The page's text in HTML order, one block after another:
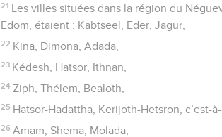
21 Les villes situées dans la région du
Edom, étaient : Kabtseel, Eder, Jagur,
22 Kina, Dimona, Adada,
23 Kédesh, Hatsor, Ithnan,
24 Ziph, Thélem, Bealoth,
25 Hatsor-Hadattha, Kerijoth-Hetsron, c’est-
26 Amam, Shema, Molada,